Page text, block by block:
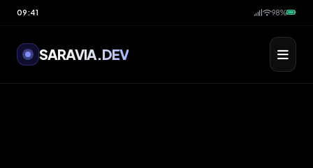
09:41 98%
SARAVIA.DEV